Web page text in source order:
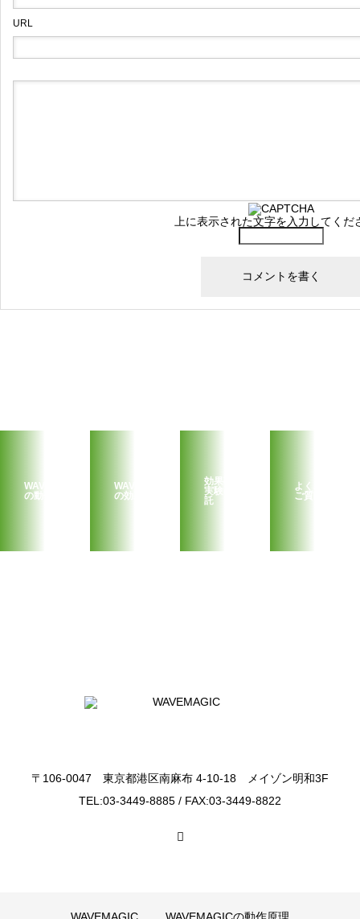
URL
上に表示された文字を入力してくだ
WAVEMAGIC
の動作原理
WAVEMAGIC
の効果
効果確認
実験の受
託
よくある
ご質問
〒106-0047 東京都港区南麻布 4-10-18 メイゾン明和3F
TEL:03-3449-8885 / FAX:03-3449-8822